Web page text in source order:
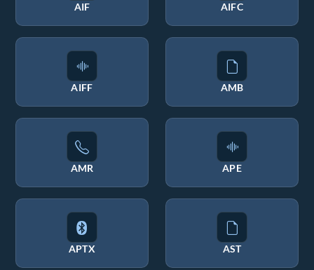
AIF AIFC
AIFF AMB
AMR APE
APTX AST